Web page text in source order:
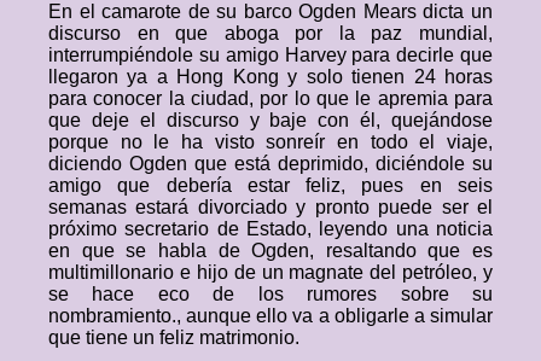
En el camarote de su barco Ogden Mears dicta un
discurso en que aboga por la paz mundial,
interrumpiéndole su amigo Harvey para decirle que
llegaron ya a Hong Kong y solo tienen 24 horas
para conocer la ciudad, por lo que le apremia para
que deje el discurso y baje con él, quejándose
porque no le ha visto sonreír en todo el viaje,
diciendo Ogden que está deprimido, diciéndole su
amigo que debería estar feliz, pues en seis
semanas estará divorciado y pronto puede ser el
próximo secretario de Estado, leyendo una noticia
en que se habla de Ogden, resaltando que es
multimillonario e hijo de un magnate del petróleo, y
se hace eco de los rumores sobre su
nombramiento., aunque ello va a obligarle a simular
que tiene un feliz matrimonio.